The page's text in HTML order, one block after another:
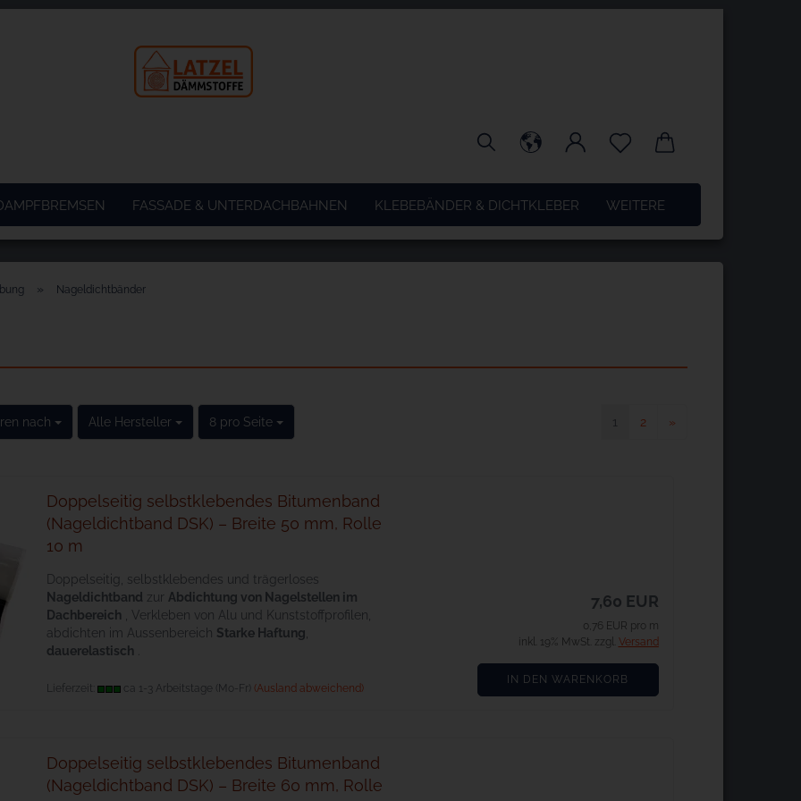
FASSADE & UNTERDACHBAHNEN KLEBEBÄNDER & DICHTKLEBER WEITERE
» Nageldichtbänder
nach
nach Alle Hersteller
pro Seite 8 pro Seite
pro Seite 1 2 »
Doppelseitig selbstklebendes Bitumenband
(Nageldichtband DSK) – Breite 50 mm, Rolle
10 m
Doppelseitig, selbstklebendes und trägerloses
Nageldichtband zur Abdichtung von Nagelstellen im
Dachbereich , Verkleben von Alu und Kunststoffprofilen,
abdichten im Aussenbereich Starke Haftung
dauerelastisch
Lieferzeit: ca 1-3 Arbeitstage (Mo-Fr) (Ausland abweichend)
7,60 EUR
0,76 EUR pro m
inkl. 19% MwSt. zzgl. Versand
IN DEN WARENKORB
Doppelseitig selbstklebendes Bitumenband
(Nageldichtband DSK) – Breite 60 mm, Rolle